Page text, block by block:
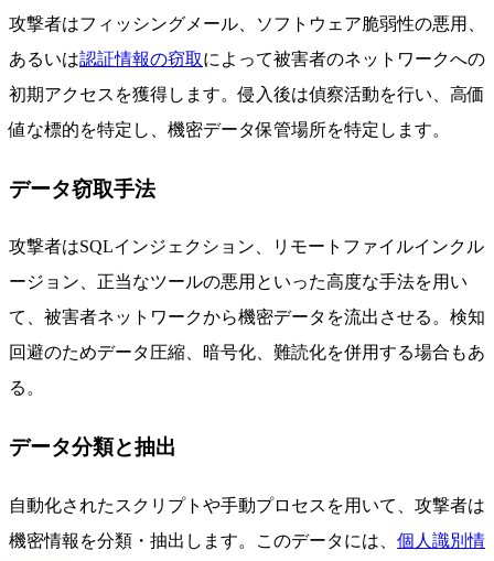
攻撃者はフィッシングメール、ソフトウェア脆弱性の悪用、
あるいは認証情報の窃取によって被害者のネットワークへの
初期アクセスを獲得します。侵入後は偵察活動を行い、高価
値な標的を特定し、機密データ保管場所を特定します。
データ窃取手法
攻撃者はSQLインジェクション、リモートファイルインクル
ージョン、正当なツールの悪用といった高度な手法を用い
て、被害者ネットワークから機密データを流出させる。検知
回避のためデータ圧縮、暗号化、難読化を併用する場合もあ
る。
データ分類と抽出
自動化されたスクリプトや手動プロセスを用いて、攻撃者は
機密情報を分類・抽出します。このデータには、 個人識別情